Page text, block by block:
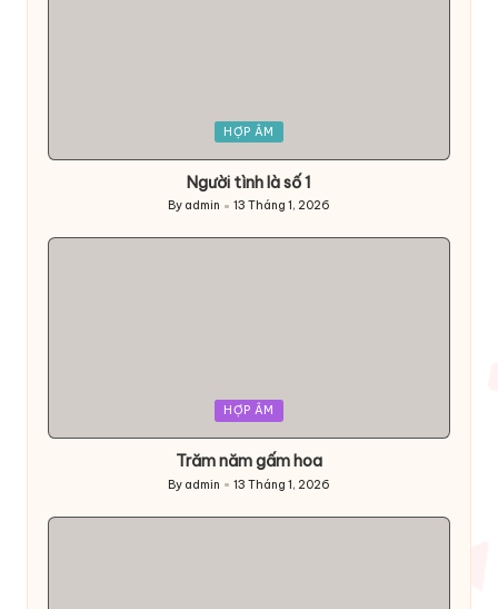
HỢP ÂM
Người tình là số 1
Posted
by
By admin 13 Tháng 1, 2026
HỢP ÂM
Trăm năm gấm hoa
Posted
By admin 13 Tháng 1, 2026